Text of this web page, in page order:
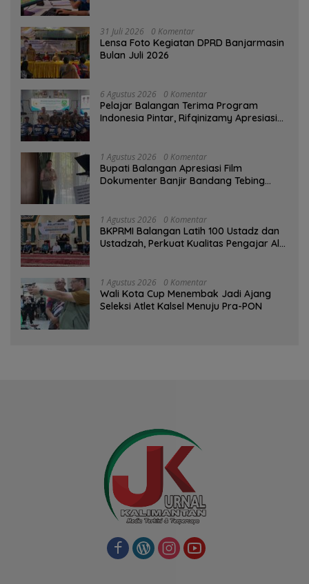
31 Juli 2026 0 Komentar
Lensa Foto Kegiatan DPRD Banjarmasin
Bulan Juli 2026
6 Agustus 2026 0 Komentar
Pelajar Balangan Terima Program
Indonesia Pintar, Rifqinizamy Apresiasi
1 Agustus 2026 0 Komentar
Bupati Balangan Apresiasi Film
Dokumenter Banjir Bandang Tebing
1 Agustus 2026 0 Komentar
BKPRMI Balangan Latih 100 Ustadz dan
Ustadzah, Perkuat Kualitas Pengajar Al-
1 Agustus 2026 0 Komentar
Wali Kota Cup Menembak Jadi Ajang
Seleksi Atlet Kalsel Menuju Pra-PON